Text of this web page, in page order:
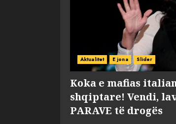
Aktualitet E jona Slider
Koka e mafias
shqiptare! Vendi,
PARAVE të drogës